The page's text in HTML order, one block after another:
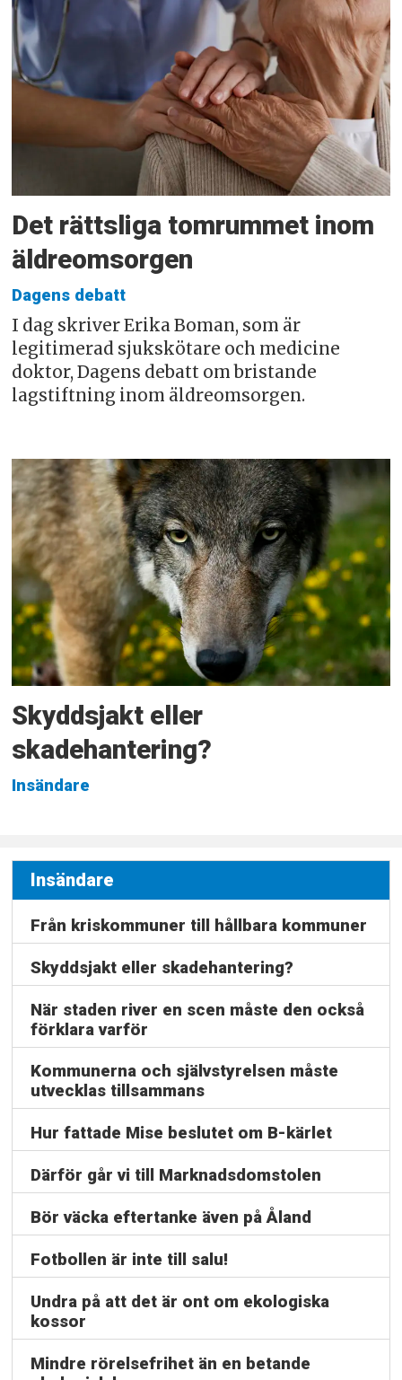
Det rättsliga tomrummet inom
äldreomsorgen
Dagens debatt
I dag skriver Erika Boman, som är
legitimerad sjukskötare och medicine
doktor, Dagens debatt om bristande
lagstiftning inom äldreomsorgen.
Skyddsjakt eller
skadehantering?
Insändare
Insändare
Från kriskommuner till hållbara kommuner
Skyddsjakt eller skadehantering?
När staden river en scen måste den också
förklara varför
Kommunerna och självstyrelsen måste
utvecklas tillsammans
Hur fattade Mise beslutet om B-kärlet
Därför går vi till Marknadsdomstolen
Bör väcka eftertanke även på Åland
Fotbollen är inte till salu!
Undra på att det är ont om ekologiska
kossor
Mindre rörelsefrihet än en betande